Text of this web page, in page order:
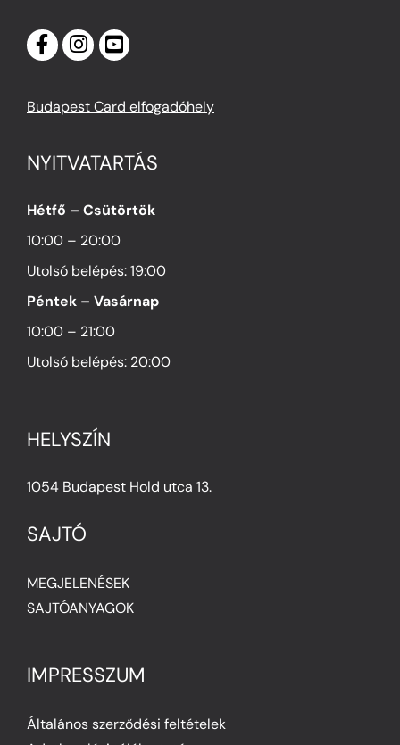
Budapest Card elfogadóhely
NYITVATARTÁS
Hétfő – Csütörtök
10:00 – 20:00
Utolsó belépés: 19:00
Péntek – Vasárnap
10:00 – 21:00
Utolsó belépés: 20:00
HELYSZÍN
1054 Budapest Hold utca 13.
SAJTÓ
MEGJELENÉSEK
SAJTÓANYAGOK
IMPRESSZUM
Általános szerződési feltételek